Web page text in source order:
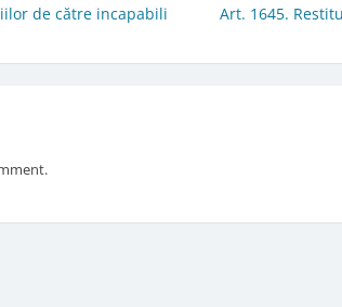
de către incapabili
Art. 1645.